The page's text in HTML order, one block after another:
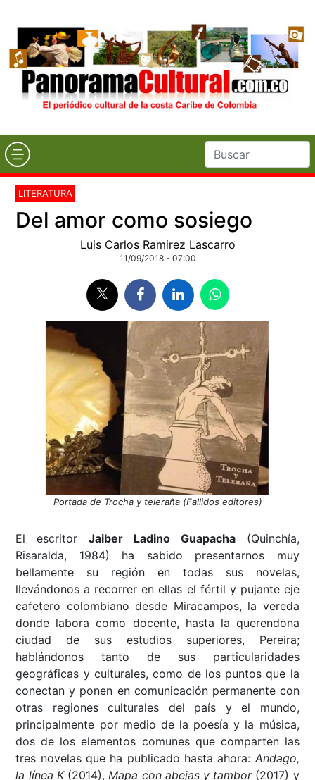
LITERATURA
Del amor como sosiego
Luis Carlos Ramirez Lascarro
11/09/2018 - 07:00
Portada de Trocha y teleraña (Fallidos editores)
El escritorJaiber Ladino Guapacha(Quinchía,
Risaralda, 1984) ha sabido presentarnos muy
bellamente su región en todas sus novelas,
llevándonos a recorrer en ellas el fértil y pujante eje
cafetero colombiano desde Miracampos, la vereda
donde labora como docente, hasta la querendona
ciudad de sus estudios superiores, Pereira;
hablándonos tanto de sus particularidades
geográficas y culturales, como de los puntos que la
conectan y ponen en comunicación permanente con
otras regiones culturales del país y el mundo,
principalmente por medio de la poesía y la música,
dos de los elementos comunes que comparten las
tres novelas que ha publicado hasta ahora: Andago,
la línea K(2014),Mapa con abejas y tambor(2017) y